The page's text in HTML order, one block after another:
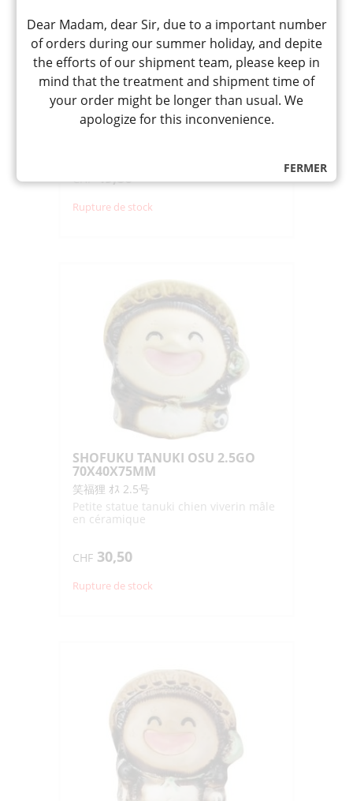
SHOFUKU TANUKI MESU 4GO
110X95X115MM
笑福狸(メス) 4号
Petite statue tanuki chien viverin
CHF49,80
Rupture de stock
SHOFUKU TANUKI OSU 2.5GO
70X40X75MM
笑福狸 ｵｽ 2.5号
Petite statue tanuki chien viverin mâle
en céramique
CHF 30,50
Rupture de stock
FERMER
Dear Madam, dear Sir, due to a important number
of orders during our summer holiday, and depite
the efforts of our shipment team, please keep in
mind that the treatment and shipment time of
your order might be longer than usual. We
apologize for this inconvenience.